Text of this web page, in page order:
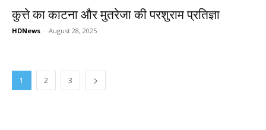
कुत्ते का काटना और मुतरेजा की परशुराम प्रतिज्ञा
HDNews - August 28, 2025
1 2 3